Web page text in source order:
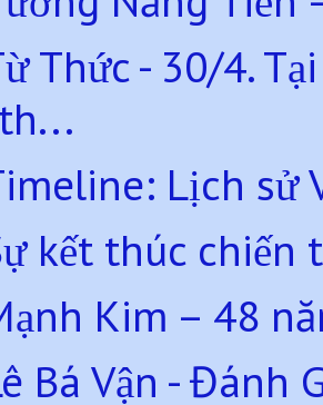
Thức - 30/4.
th...
Lịch sử
kết thúc chiến
Kim – 48
Bá Vận - Đánh